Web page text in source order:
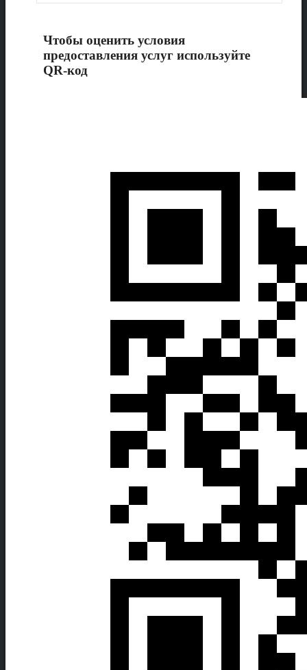
Чтобы оценить условия
предоставления услуг используйте
QR-код